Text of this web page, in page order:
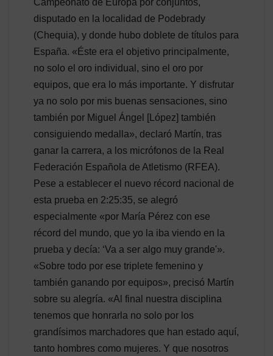
disputado en la localidad de Podebrady
(Chequia), y donde hubo doblete de títulos para
España. «Éste era el objetivo principalmente,
no solo el oro individual, sino el oro por
equipos, que era lo más importante. Y disfrutar
ya no solo por mis buenas sensaciones, sino
también por Miguel Ángel [López] también
consiguiendo medalla», declaró Martín, tras
ganar la carrera, a los micrófonos de la Real
Federación Española de Atletismo (RFEA).
Pese a establecer el nuevo récord nacional de
esta prueba en 2:25:35, se alegró
especialmente «por María Pérez con ese
récord del mundo, que yo la iba viendo en la
prueba y decía: ‘Va a ser algo muy grande'».
«Sobre todo por ese triplete femenino y
también ganando por equipos», precisó Martín
sobre su alegría. «Al final nuestra disciplina
tenemos que honrarla no solo por los
grandísimos marchadores que han estado aquí,
tanto hombres como mujeres. Y que nosotros